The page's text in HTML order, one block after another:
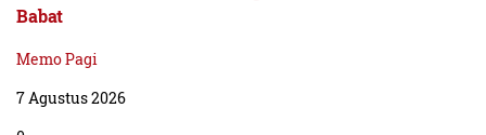
Babat
Memo Pagi
7 Agustus 2026